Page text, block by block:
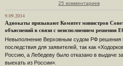
25 комментариев
9.09.2014
Адвокаты призывают Комитет министров
объяснений в связи с неисполнением решения
Невыполнение Верховным судом РФ
последствия для заявителей, так как
Россию, а Лебедеву было отказано в выдаче
выехать из России».